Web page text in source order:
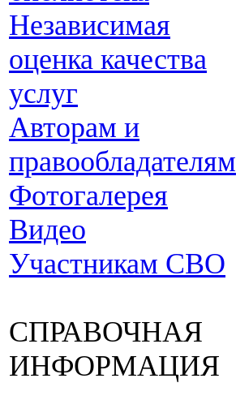
Независимая
оценка качества
услуг
Авторам и
правообладателям
Фотогалерея
Видео
Участникам СВО
СПРАВОЧНАЯ
ИНФОРМАЦИЯ